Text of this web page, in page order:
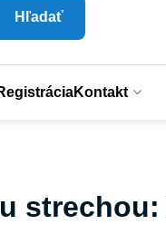
Hľadať
Kontakt